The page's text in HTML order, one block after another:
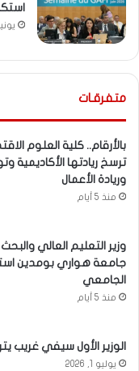
يونيو 20,
متفرقـات
ترسخ ريادتها الأكاديمية
وريادة الأعمال
منذ 5 أيام
وزير التعليم العالي
جامعة هواري بومدين
الجامعي
منذ 5 أيام
الوزير الأول سيفي غريب
يوليو 1, 2026